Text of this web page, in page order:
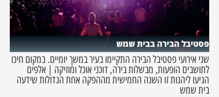
פסטיבל הבירה בבית שמש
שני אירועי פסטיבל הבירה התקיימו בעיר במשך יומיים. במקום חיכו
לתושבים הופעות, מבשלות בירה, דוכני אוכל ומוזיקה | אלפים
הגיעו ליהנות זו השנה החמישית מההפקה אחת הגדולות שידעה
בית שמש